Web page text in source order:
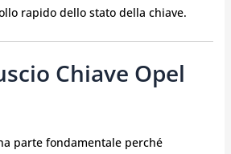
rapido dello stato della chiave.
Chiave Opel
parte fondamentale perché